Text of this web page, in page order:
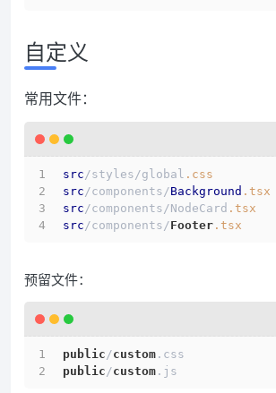
自定义
常用文件：
src /styles/global .css
src /components/Background .tsx
src /components/NodeCard .tsx
src /components/Footer .tsx
预留文件：
public /custom .css
public /custom .js